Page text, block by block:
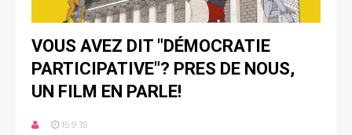
VOUS AVEZ DIT "DÉMOCRATIE
PARTICIPATIVE"? PRES DE NOUS,
UN FILM EN PARLE!
15.9.19